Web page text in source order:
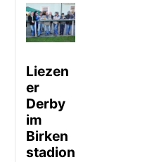
Liezen
er
Derby
im
Birken
stadion